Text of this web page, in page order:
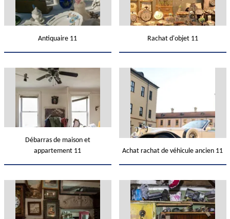
Antiquaire 11 Rachat d'objet 11
Débarras de maison et
appartement 11
Achat rachat de véhicule ancien 11